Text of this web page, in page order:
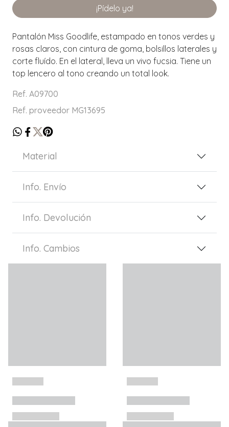
¡Pídelo ya!
Pantalón Miss Goodlife, estampado en tonos verdes y
rosas claros, con cintura de goma, bolsillos laterales y
corte fluído. En el lateral, lleva un vivo fucsia. Tiene un
top lencero al tono creando un total look.
Ref. A09700
Ref. proveedor MG13695
Material
Info. Envío
Info. Devolución
Info. Cambios